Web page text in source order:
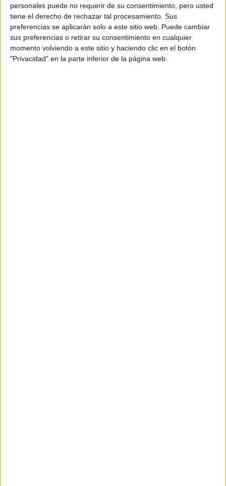
personales puede no requerir de su consentimiento, pero usted
tiene el derecho de rechazar tal procesamiento. Sus
preferencias se aplicarán solo a este sitio web. Puede cambiar
sus preferencias o retirar su consentimiento en cualquier
momento volviendo a este sitio y haciendo clic en el botón
"Privacidad" en la parte inferior de la página web.
Circuitos
F1
Fórmula E
F2 / F3 / F4
Resistencia